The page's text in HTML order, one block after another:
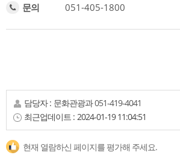
문의
051-405-1800
담당자 : 문화관광과051-419-4041
최근업데이트 : 2024-01-19 11:04:51
현재 열람하신 페이지를 평가해 주세요.